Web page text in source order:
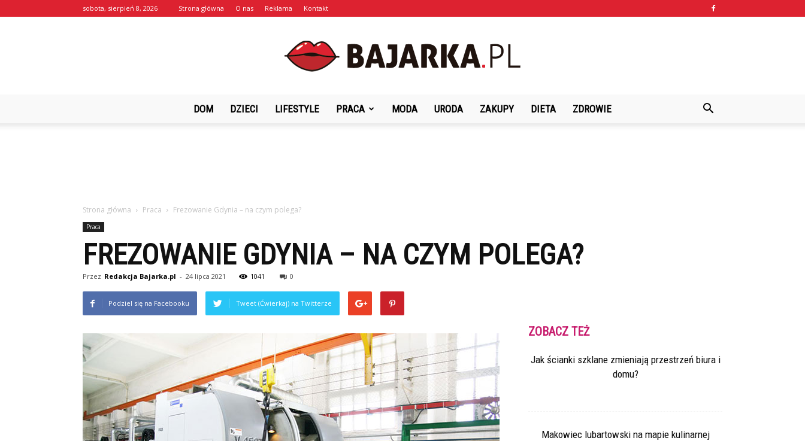
sobota, sierpień 8, 2026 Strona główna O nas Reklama Kontakt
Bajarka.pl
DOM DZIECI LIFESTYLE PRACA MODA URODA ZAKUPY DIETA ZDROWIE
Strona główna Praca Frezowanie Gdynia – na czym polega?
Praca
FREZOWANIE GDYNIA – NA CZYM POLEGA?
Przez Redakcja Bajarka.pl - 24 lipca 2021 1041 0
Podziel się na Facebooku Tweet (Ćwierkaj) na Twitterze
ZOBACZ TEŻ
Jak ścianki szklane zmieniają przestrzeń biura i
domu?
Makowiec lubartowski na mapie kulinarnej